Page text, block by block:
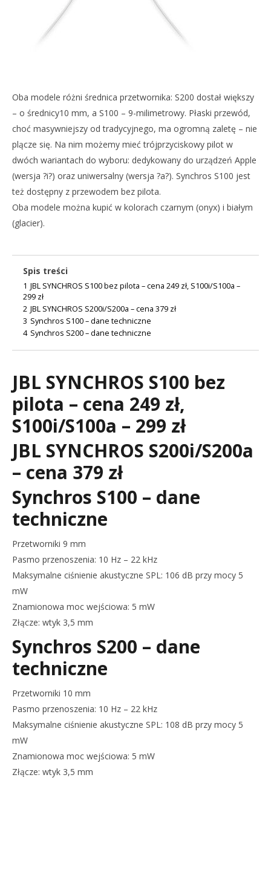
Oba modele różni średnica przetwornika: S200 dostał większy
– o średnicy10 mm, a S100 – 9-milimetrowy. Płaski przewód,
choć masywniejszy od tradycyjnego, ma ogromną zaletę – nie
plącze się. Na nim możemy mieć trójprzyciskowy pilot w
dwóch wariantach do wyboru: dedykowany do urządzeń Apple
(wersja ?i?) oraz uniwersalny (wersja ?a?). Synchros S100 jest
też dostępny z przewodem bez pilota.
Oba modele można kupić w kolorach czarnym (onyx) i białym
(glacier).
Spis treści
1 JBL SYNCHROS S100 bez pilota – cena 249 zł, S100i/S100a –
299 zł
2 JBL SYNCHROS S200i/S200a – cena 379 zł
3 Synchros S100 – dane techniczne
4 Synchros S200 – dane techniczne
JBL SYNCHROS S100 bez
pilota – cena 249 zł,
S100i/S100a – 299 zł
JBL SYNCHROS S200i/S200a
– cena 379 zł
Synchros S100 – dane
techniczne
Przetworniki 9 mm
Pasmo przenoszenia: 10 Hz – 22 kHz
Maksymalne ciśnienie akustyczne SPL: 106 dB przy mocy 5
mW
Znamionowa moc wejściowa: 5 mW
Złącze: wtyk 3,5 mm
Synchros S200 – dane
techniczne
Przetworniki 10 mm
Pasmo przenoszenia: 10 Hz – 22 kHz
Maksymalne ciśnienie akustyczne SPL: 108 dB przy mocy 5
mW
Znamionowa moc wejściowa: 5 mW
Złącze: wtyk 3,5 mm